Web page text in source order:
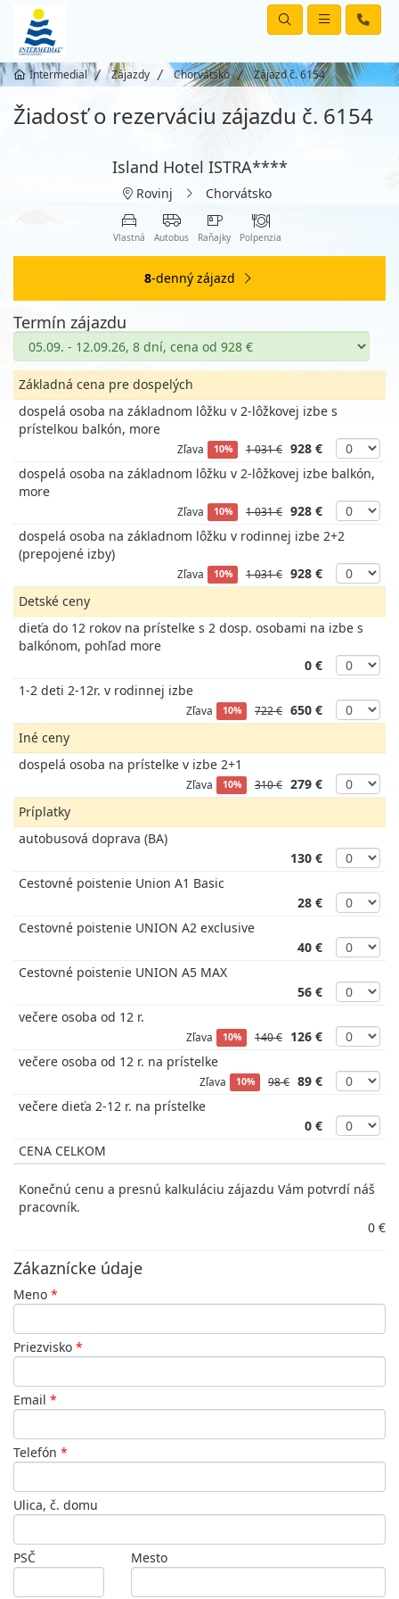
Intermedial Zájazdy Chorvátsko Zájazd č. 6154
Žiadosť o rezerváciu zájazdu č. 6154
Island Hotel ISTRA****
Rovinj Chorvátsko
Vlastná Autobus Raňajky Polpenzia
8-denný zájazd
Termín zájazdu
Základná cena pre dospelých
dospelá osoba na základnom lôžku v 2-lôžkovej izbe s
prístelkou balkón, more
Zľava 10% 1 031 € 928 €
dospelá osoba na základnom lôžku v 2-lôžkovej izbe balkón,
more
Zľava 10% 1 031 € 928 €
dospelá osoba na základnom lôžku v rodinnej izbe 2+2
(prepojené izby)
Zľava 10% 1 031 € 928 €
Detské ceny
dieťa do 12 rokov na prístelke s 2 dosp. osobami na izbe s
balkónom, pohľad more
0 €
1-2 deti 2-12r. v rodinnej izbe
Zľava 10% 722 € 650 €
Iné ceny
dospelá osoba na prístelke v izbe 2+1
Zľava 10% 310 € 279 €
Príplatky
autobusová doprava (BA)
130 €
Cestovné poistenie Union A1 Basic
28 €
Cestovné poistenie UNION A2 exclusive
40 €
Cestovné poistenie UNION A5 MAX
56 €
večere osoba od 12 r.
Zľava 10% 140 €
126 €
večere osoba od 12 r. na prístelke
Zľava 10% 98 € 89 €
večere dieťa 2-12 r. na prístelke
0 €
CENA CELKOM
Konečnú cenu a presnú kalkuláciu zájazdu Vám potvrdí náš
pracovník.
0 €
Zákaznícke údaje
Meno *
Priezvisko *
Email *
Telefón *
Ulica, č. domu
PSČ Mesto